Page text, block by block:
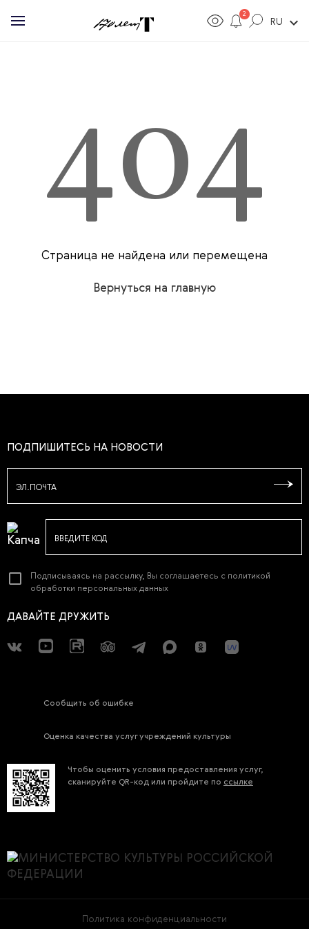
2
RU expand_more
404
Страница не найдена или перемещена
Вернуться на главную
ПОДПИШИТЕСЬ НА НОВОСТИ
ЭЛ.ПОЧТА
ВВЕДИТЕ КОД
Подписываясь на рассылку, Вы соглашаетесь с политикой
обработки персональных данных
ДАВАЙТЕ ДРУЖИТЬ
Сообщить об ошибке
Оценка качества услуг учреждений культуры
Чтобы оценить условия предоставления услуг,
сканируйте QR-код или пройдите по ссылке
Политика конфиденциальности